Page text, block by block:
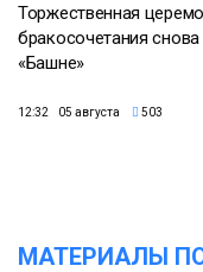
Торжественная
бракосочетания
«Башне»
12:32 05 августа 503
МАТЕРИАЛЫ